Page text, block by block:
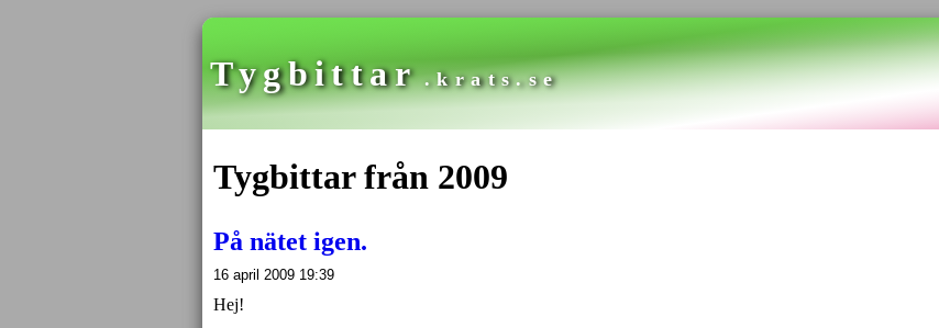
Tygbittar .krats.se
Tygbittar från 2009
På nätet igen.
16 april 2009 19:39
Hej!